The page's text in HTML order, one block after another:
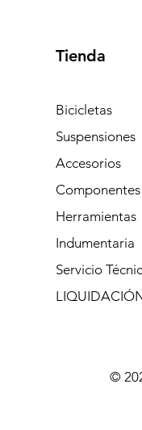
Tienda
Bicicletas
Suspensiones
Accesorios
Componentes
Herramientas
Indumentaria
Servicio
©